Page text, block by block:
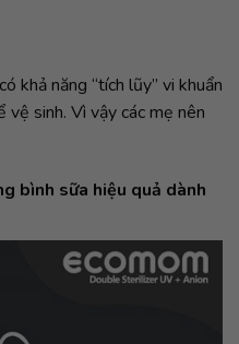
khả năng “tích lũy” vi khuẩn
vệ sinh. Vì vậy các mẹ nên
bình sữa hiệu quả dành